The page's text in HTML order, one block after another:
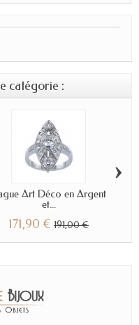
catégorie :
Art Déco en Argent
et...
171,90 € 191,00 €
›